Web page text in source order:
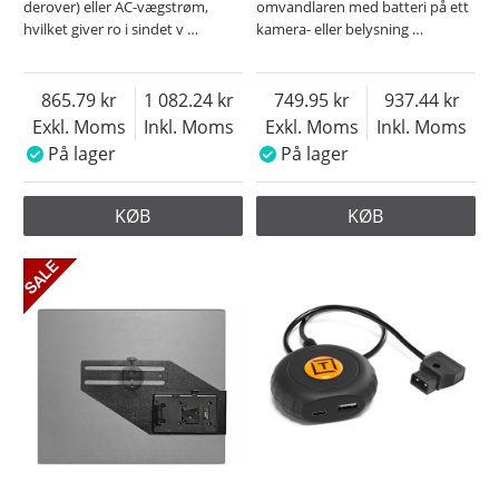
derover) eller AC-vægstrøm,
hvilket giver ro i sindet v …
Exkl. Moms
865.79
Inkl. Moms
1 082.24
På lager
KØB
omvandlaren med batteri på ett
kamera- eller belysning …
Exkl. Moms
749.95
Inkl. Moms
937.44
På lager
KØB